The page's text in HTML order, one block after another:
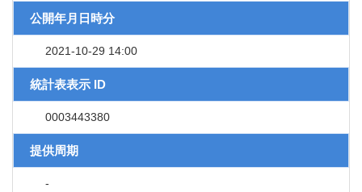
公開年月日時分
2021-10-29 14:00
統計表表示 ID
0003443380
提供周期
-